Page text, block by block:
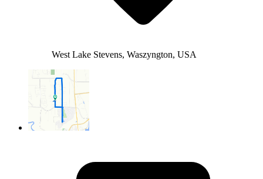
West Lake Stevens, Waszyngton, USA